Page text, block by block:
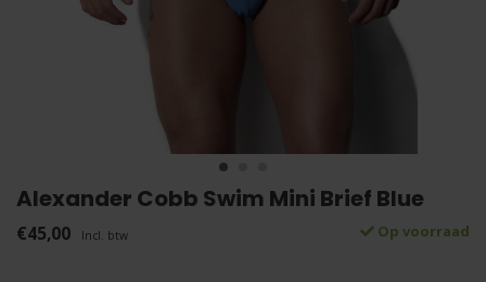
Alexander Cobb Swim Mini Brief Blue
€45,00 Incl. btw Op voorraad